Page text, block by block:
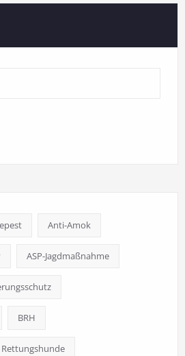
Anti-Amok
ASP-Jagdmaßnahme
BRH